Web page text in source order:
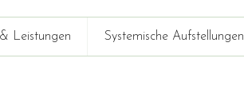
Leistungen Systemische Aufstellungen